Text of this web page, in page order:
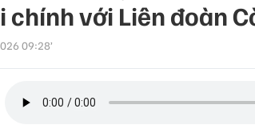
chính với Liên đoàn
09:28’